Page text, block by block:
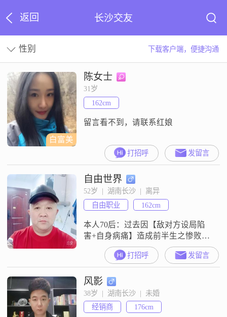
返回 长沙交友
性别 下载客户端，便捷沟通
白富美
陈女士
31岁
162cm
留言看不到，请联系红娘
打招呼 发留言
自由世界
52岁  |  湖南长沙  |  离异
自由职业
162cm
本人70后：过去因【敌对方设局陷
害+自身病痛】造成前半生之惨败！
现在长沙干外卖配送工作，下一步
将向【包子店+超市】方向发展：诚
征25-32岁能吃苦耐劳的女生在长沙
共同打拼城市生活
打招呼 发留言
风影
38岁  |  湖南长沙  |  未婚
经销商
176cm